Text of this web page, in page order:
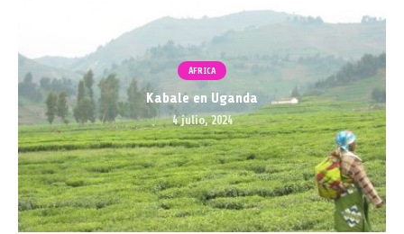
ÁFRICA
Kabale en Uganda
4 julio, 2024